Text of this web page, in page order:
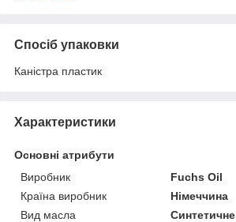
Спосіб упаковки
Каністра пластик
Характеристики
Основні атрибути
Виробник
Fuchs Oil
Країна виробник
Німеччина
Вид масла
Синтетичне